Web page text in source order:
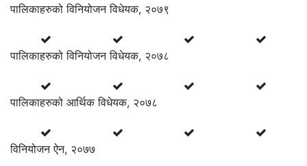
पालिकाहरुको विनियोजन विधेयक, २०७९
पालिकाहरुको विनियोजन विधेयक, २०७८
पालिकाहरुको आर्थिक विधेयक, २०७८
विनियोजन ऐन, २०७७